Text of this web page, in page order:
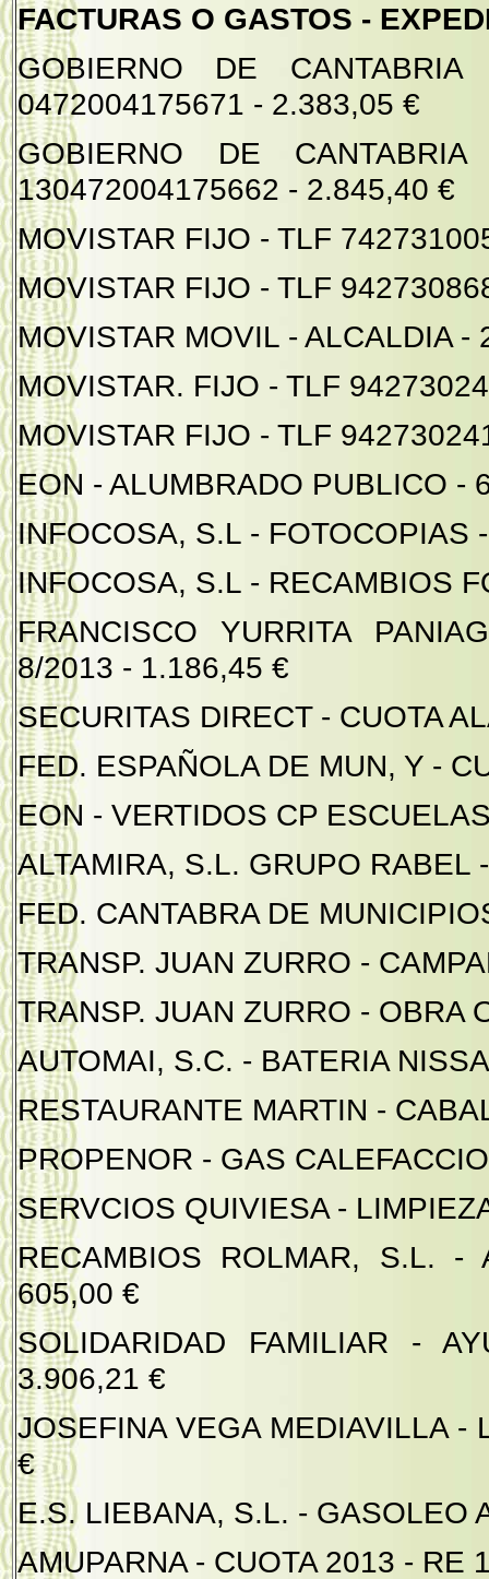
FACTURAS O GASTOS -
GOBIERNO DE
0472004175671 - 2.383,05 €
GOBIERNO DE
130472004175662 - 2.845,40 €
MOVISTAR FIJO - TLF
MOVISTAR FIJO - TLF
MOVISTAR MOVIL - ALCALDIA
MOVISTAR. FIJO - TLF
MOVISTAR FIJO - TLF
EON - ALUMBRADO PUBLICO -
INFOCOSA, S.L - FOTOCOPIAS
INFOCOSA, S.L - RECAMBIOS
FRANCISCO YURRITA
8/2013 - 1.186,45 €
SECURITAS DIRECT - CUOTA
FED. ESPAÑOLA DE MUN, Y -
EON - VERTIDOS CP
ALTAMIRA, S.L. GRUPO RABEL
FED. CANTABRA DE
TRANSP. JUAN ZURRO -
TRANSP. JUAN ZURRO - OBRA
AUTOMAI, S.C. - BATERIA
RESTAURANTE MARTIN -
PROPENOR - GAS
SERVCIOS QUIVIESA -
RECAMBIOS ROLMAR, S.L.
605,00 €
SOLIDARIDAD FAMILIAR -
3.906,21 €
JOSEFINA VEGA MEDIAVILLA
€
E.S. LIEBANA, S.L. - GASOLEO
AMUPARNA - CUOTA 2013 - RE